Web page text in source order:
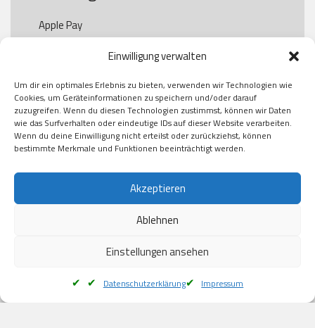
Einwilligung verwalten
Um dir ein optimales Erlebnis zu bieten, verwenden wir Technologien wie
Cookies, um Geräteinformationen zu speichern und/oder darauf
zuzugreifen. Wenn du diesen Technologien zustimmst, können wir Daten
wie das Surfverhalten oder eindeutige IDs auf dieser Website verarbeiten.
Wenn du deine Einwilligung nicht erteilst oder zurückziehst, können
bestimmte Merkmale und Funktionen beeinträchtigt werden.
Akzeptieren
Ablehnen
Einstellungen ansehen
Datenschutzerklärung Impressum
Apple Pay
Paypal
Kauf auf Rechung
Klarna
American Express